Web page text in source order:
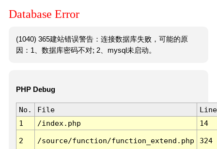
Database Error
(1040) 365建站错误警告：连接数据库失败，可能的原
因：1、数据库密码不对; 2、mysql未启动。
PHP Debug
No. File
Line
1
/index.php 14
2 /source/function/function_extend.php 324